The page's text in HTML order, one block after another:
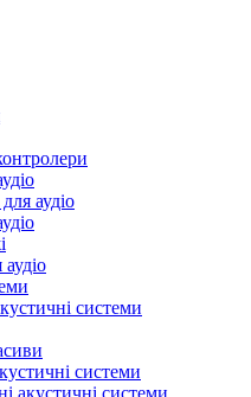
аудіо
системи
системи
акустичні системи